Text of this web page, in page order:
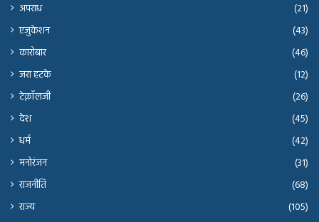
अपराध
(21)
एजुकेशन
(43)
कारोबार
(46)
जरा हटके
(12)
टेक्नॉलजी
(26)
देश
(45)
धर्म
(42)
मनोरंजन
(31)
राजनीति
(68)
राज्य
(105)